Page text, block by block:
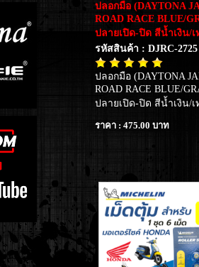
ปลอกมือ (DAYTONA
ROAD RACE BLUE/
ปลายเปิด-ปิด สีน้ำเงิน/เ
รหัสสินค้า : DJRC-2725
ปลอกมือ (DAYTONA
ROAD RACE BLUE/
ปลายเปิด-ปิด สีน้ำเงิน/เ
ราคา : 475.00 บาท